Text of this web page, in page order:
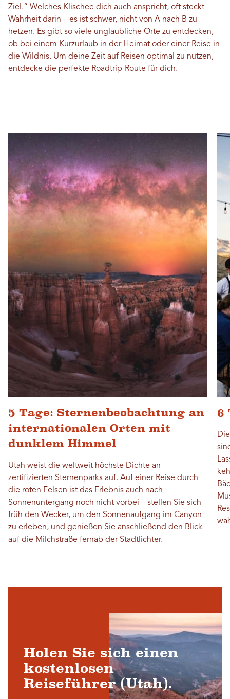
Ziel.“ Welches Klischee dich auch anspricht, oft steckt
Wahrheit darin – es ist schwer, nicht von A nach B zu
hetzen. Es gibt so viele unglaubliche Orte zu entdecken,
ob bei einem Kurzurlaub in der Heimat oder einer Reise in
die Wildnis. Um deine Zeit auf Reisen optimal zu nutzen,
entdecke die perfekte Roadtrip-Route für dich.
5 Tage: Sternenbeobachtung an
internationalen Orten mit
dunklem Himmel
Utah weist die weltweit höchste Dichte an
zertifizierten Sternenparks auf. Auf einer Reise durch
die roten Felsen ist das Erlebnis auch nach
Sonnenuntergang noch nicht vorbei – stellen Sie sich
früh den Wecker, um den Sonnenaufgang im Canyon
zu erleben, und genießen Sie anschließend den Blick
auf die Milchstraße fernab der Stadtlichter.
6
Holen Sie sich einen
kostenlosen
Reiseführer (Utah).